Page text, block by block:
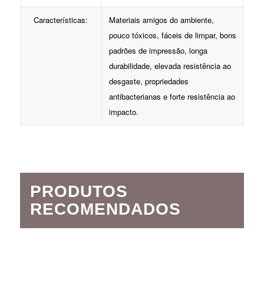
Características:
Materiais amigos do ambiente,
pouco tóxicos, fáceis de limpar, bons
padrões de impressão, longa
durabilidade, elevada resistência ao
desgaste, propriedades
antibacterianas e forte resistência ao
impacto.
PRODUTOS
RECOMENDADOS